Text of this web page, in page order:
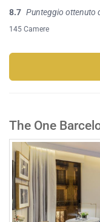
8.7 Punteggio ottenuto
145 Camere
The One